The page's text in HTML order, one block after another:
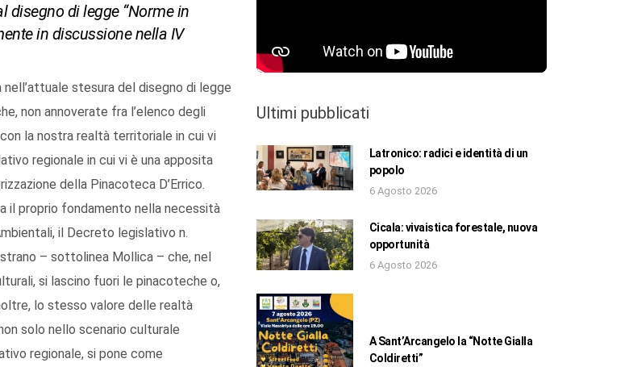
disegno di legge “Norme in
in discussione nella IV
nell’attuale stesura del disegno di legge
non annoverate fra l’elenco degli
la nostra realtà territoriale in cui vi
regionale in cui vi è una apposita
della Pinacoteca D’Errico.
il proprio fondamento nella necessità
il Decreto legislativo n.
– sottolinea Mollica – che, nel
si lascino fuori le pinacoteche o,
lo stesso valore delle realtà
solo nello scenario culturale
regionale, si pone come
Ultimi pubblicati
Latronico: radici e identità di un
popolo
6 Agosto 2026
Cicala: vivaistica forestale, nuova
opportunità
6 Agosto 2026
A Sant’Arcangelo la “Notte Gialla
Coldiretti”